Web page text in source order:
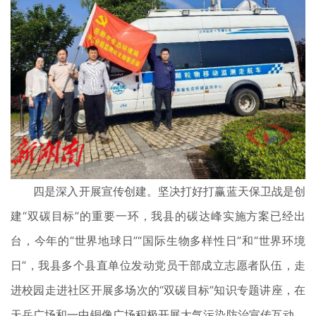
​四是深入开展宣传创建。坚决打好打赢蓝天保卫战是创
建“双碳目标”的重要一环，我县的碳达峰实施方案已经出
台，今年的“世界地球日”“国际生物多样性日”和“世界环境
日”，我县多个县直单位发动党员干部成立志愿者队伍，走
进校园走进社区开展多场次的“双碳目标”知识专题讲座，在